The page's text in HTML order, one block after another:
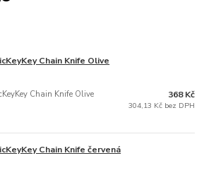
Chain Knife Olive
Chain Knife Olive 368 Kč
304,13 Kč bez DPH
Chain Knife červená